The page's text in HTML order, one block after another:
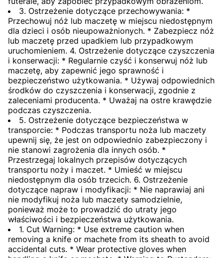
3. Ostrzeżenie dotyczące przechowywania: *
Przechowuj nóż lub maczetę w miejscu niedostępnym
dla dzieci i osób nieupoważnionych. * Zabezpiecz nóż
lub maczetę przed upadkiem lub przypadkowym
uruchomieniem. 4. Ostrzeżenie dotyczące czyszczenia
i konserwacji: * Regularnie czyść i konserwuj nóż lub
maczetę, aby zapewnić jego sprawność i
bezpieczeństwo użytkowania. * Używaj odpowiednich
środków do czyszczenia i konserwacji, zgodnie z
zaleceniami producenta. * Uważaj na ostre krawędzie
podczas czyszczenia.
5. Ostrzeżenie dotyczące bezpieczeństwa w
transporcie: * Podczas transportu noża lub maczety
upewnij się, że jest on odpowiednio zabezpieczony i
nie stanowi zagrożenia dla innych osób. *
Przestrzegaj lokalnych przepisów dotyczących
transportu noży i maczet. * Umieść w miejscu
niedostępnym dla osób trzecich. 6. Ostrzeżenie
dotyczące napraw i modyfikacji: * Nie naprawiaj ani
nie modyfikuj noża lub maczety samodzielnie,
ponieważ może to prowadzić do utraty jego
właściwości i bezpieczeństwa użytkowania.
1. Cut Warning: * Use extreme caution when
removing a knife or machete from its sheath to avoid
accidental cuts. * Wear protective gloves when